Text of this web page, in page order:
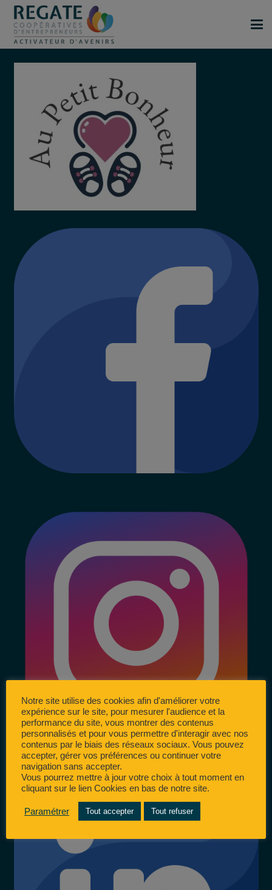
Notre site utilise des cookies afin d'améliorer votre
expérience sur le site, pour mesurer l'audience et la
performance du site, vous montrer des contenus
personnalisés et pour vous permettre d'interagir avec nos
contenus par le biais des réseaux sociaux. Vous pouvez
accepter, gérer vos préférences ou continuer votre
navigation sans accepter.
Vous pourrez mettre à jour votre choix à tout moment en
cliquant sur le lien Cookies en bas de notre site.
Paramétrer Tout accepter Tout refuser